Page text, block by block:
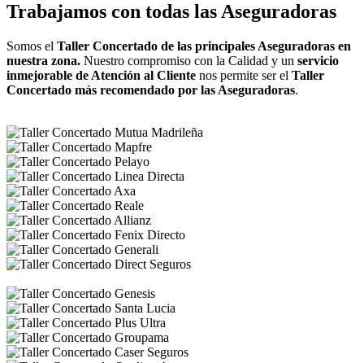
Trabajamos con todas las Aseguradoras
Somos el Taller Concertado de las principales Aseguradoras en
nuestra zona. Nuestro compromiso con la Calidad y un servicio
inmejorable de Atención al Cliente nos permite ser el Taller
Concertado más recomendado por las Aseguradoras.